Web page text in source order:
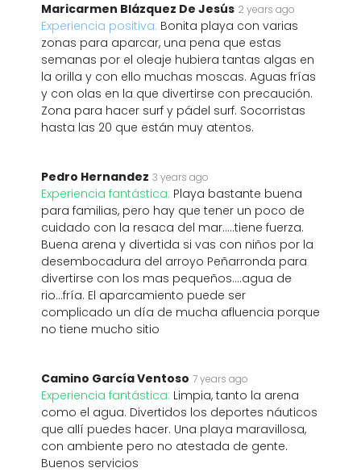
Maricarmen Blázquez De Jesús 2 years ago
Experiencia positiva: Bonita playa con varias
zonas para aparcar, una pena que estas
semanas por el oleaje hubiera tantas algas en
la orilla y con ello muchas moscas. Aguas frías
y con olas en la que divertirse con precaución.
Zona para hacer surf y pádel surf. Socorristas
hasta las 20 que están muy atentos.
Pedro Hernandez 3 years ago
Experiencia fantástica: Playa bastante buena
para familias, pero hay que tener un poco de
cuidado con la resaca del mar.....tiene fuerza.
Buena arena y divertida si vas con niños por la
desembocadura del arroyo Peñarronda para
divertirse con los mas pequeños....agua de
rio...fría. El aparcamiento puede ser
complicado un día de mucha afluencia porque
no tiene mucho sitio
Camino García Ventoso 7 years ago
Experiencia fantástica: Limpia, tanto la arena
como el agua. Divertidos los deportes náuticos
que allí puedes hacer. Una playa maravillosa,
con ambiente pero no atestada de gente.
Buenos servicios